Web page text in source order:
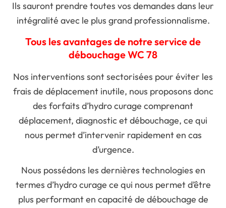
Ils sauront prendre toutes vos demandes dans leur
intégralité avec le plus grand professionnalisme.
Tous les avantages de notre service de
débouchage WC 78
Nos interventions sont sectorisées pour éviter les
frais de déplacement inutile, nous proposons donc
des forfaits d’hydro curage comprenant
déplacement, diagnostic et débouchage, ce qui
nous permet d’intervenir rapidement en cas
d’urgence.
Nous possédons les dernières technologies en
termes d’hydro curage ce qui nous permet d’être
plus performant en capacité de débouchage de